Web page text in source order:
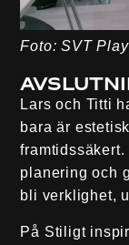
Foto: SVT Play
Lars och Titti
bara är
planering och
bli verklighet,
På Stiligt